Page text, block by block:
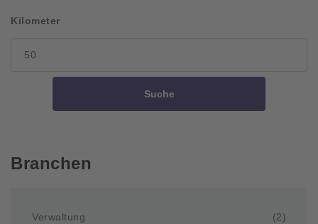
Kilometer
Suche
Branchen
Verwaltung
(2)